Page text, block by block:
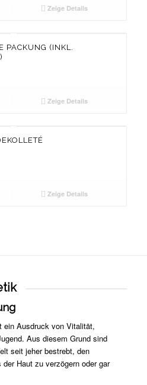
Zeige Details
PACKUNG (INKL.
Zeige Details
Zeige Details
ein Ausdruck von Vitalität,
Aus diesem Grund sind
seit jeher bestrebt, den
Haut zu verzögern oder gar